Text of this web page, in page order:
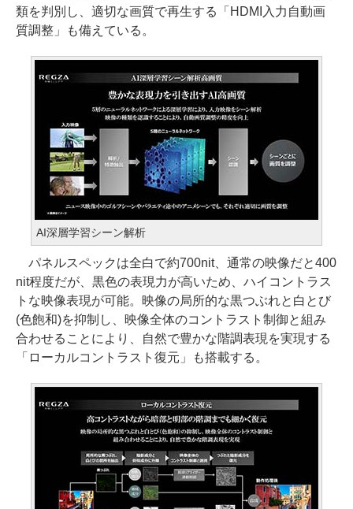
類を判別し、適切な画質で再生する「HDMI入力自動画
質調整」も備えている。
AI深層学習シーン解析
パネルスペックは全白で約700nit、通常の映像だと400
nit程度だが、黒色の表現力が高いため、ハイコントラス
トな映像表現が可能。映像の局所的な黒つぶれと白とび
(色飽和)を抑制し、映像全体のコントラスト制御と組み
合わせることにより、自然で豊かな階調表現を実現する
「ローカルコントラスト復元」も搭載する。